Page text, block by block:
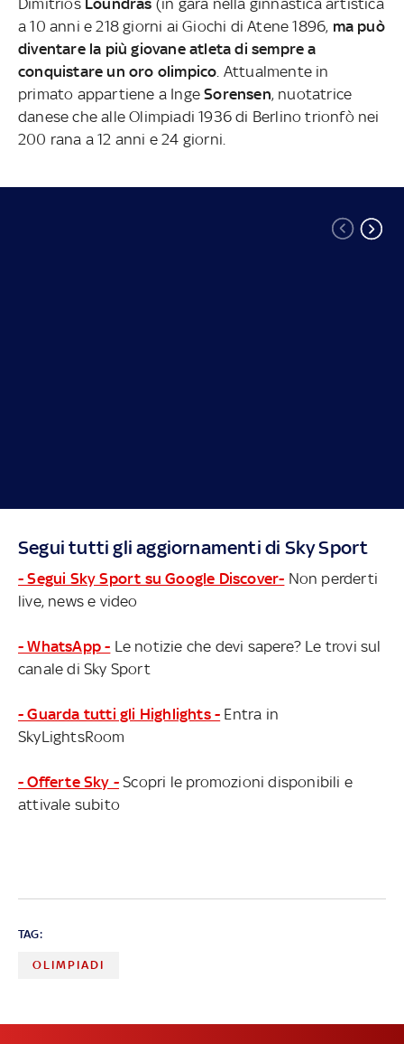
Dimitrios Loundras (in gara nella ginnastica artistica
a 10 anni e 218 giorni ai Giochi di Atene 1896, ma può
diventare la più giovane atleta di sempre a
conquistare un oro olimpico. Attualmente in
primato appartiene a IngeSorensen, nuotatrice
danese che alle Olimpiadi 1936 di Berlino trionfò nei
200 rana a 12 anni e 24 giorni.
Segui tutti gli aggiornamenti di Sky Sport
- Segui Sky Sport su Google Discover- Non perderti
live, news e video
- WhatsApp - Le notizie che devi sapere? Le trovi sul
canale di Sky Sport
- Guarda tutti gli Highlights - Entra in
SkyLightsRoom
- Offerte Sky - Scopri le promozioni disponibili e
attivale subito
TAG:
OLIMPIADI